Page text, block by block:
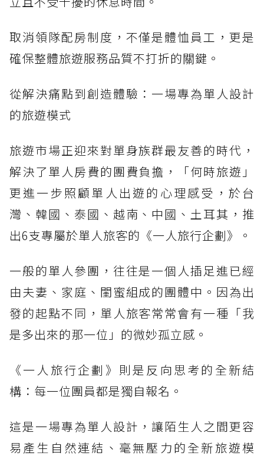
取消領隊配房制度，不僅是體恤員工，更是
確保整體旅遊服務品質不打折的關鍵。
從解決痛點到創造體驗：一場專為單人設計
的旅遊模式
旅遊市場正迎來對單身族群最友善的時代，
解決了單人房費的團費負擔，「何時旅遊」
更進一步照顧單人出遊的心理感受，於台
灣、韓國、泰國、越南、中國、土耳其，推
出6支專屬於單人旅客的《一人旅行企劃》。
一般的單人參團，往往是一個人插足進已經
由夫妻、家庭、閨蜜組成的團體中。因為出
發的起點不同，單人旅客常常會有一種「我
是多出來的那一位」的微妙孤立感。
《一人旅行企劃》則是反向思考的全新結
構：每一位團員都是獨自報名。
這是一場專為單人設計，讓陌生人之間更容
易產生自然連結、毫無壓力的全新旅遊模